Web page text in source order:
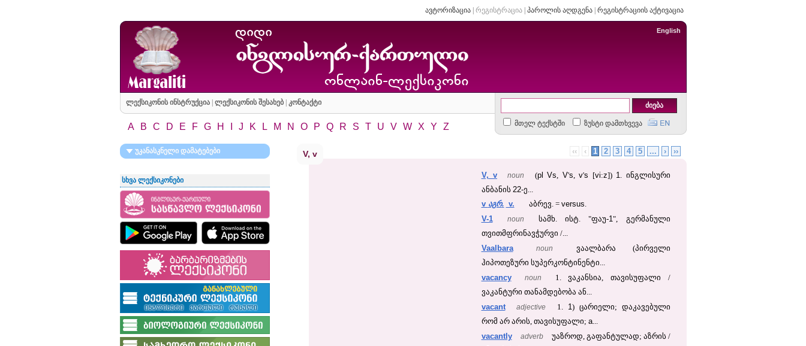
ავტორიზაცია| რეგისტრაცია| პაროლის აღდგენა| რეგისტრაციის აქტივაცია
English
ლექსიკონის ინსტრუქცია| ლექსიკონის შესახებ| კონტაქტი
მთელ ტექსტში ზუსტი დამთხვევა
A B C D E F G H J K L M N O P Q R S T U V W X Y Z
უკანასკნელი დამატებები
სხვა ლექსიკონები
V, v ‹‹ ‹ 1 2 3 4 5 ... › ››
V, v noun (pl Vs, V's,v's [vi:z]) 1. ინგლისური
ანბანის 22-ე...
v აგრ. v. აბრევ. = versus.
V-1 noun სამხ. ისტ. "ფაუ-1", გერმანული
თვითმფრინავჭურვი /...
Vaalbara noun
ვაალბარა (პირველი
ჰიპოთეზური სუპერკონტინენტი...
vacancy noun
1. ვაკანსია, თავისუფალი /
ვაკანტური თანამდებობა ან...
vacant adjective 1. 1) ცარიელი; დაკავებული
რომ არ არის, თავისუფალი; a...
vacantly adverb
უაზროდ, გაფანტულად; აზრის /